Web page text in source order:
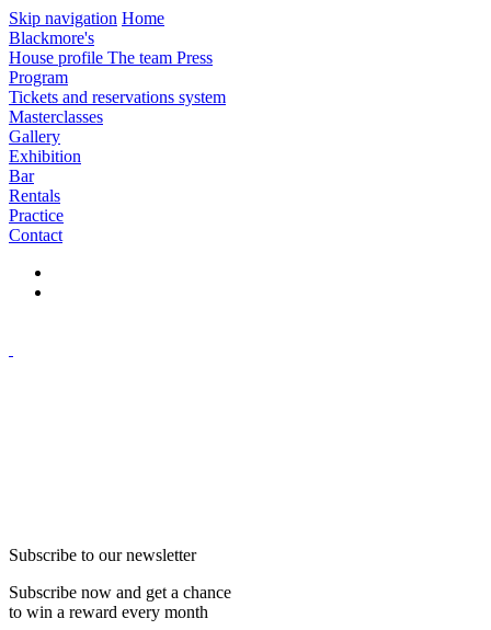
Skip navigation Home
Blackmore's
House profile The team Press
Program
Tickets and reservations system
Masterclasses
Gallery
Exhibition
Bar
Rentals
Practice
Contact
Subscribe to our newsletter
Subscribe now and get a chance
to win a reward every month